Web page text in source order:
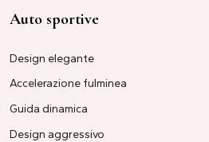
Auto sportive
Design elegante
Accelerazione fulminea
Guida dinamica
Design aggressivo